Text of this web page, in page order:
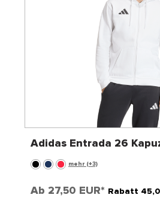
Adidas Entrada 26
mehr (+3)
Ab 27,50 EUR* Rabatt